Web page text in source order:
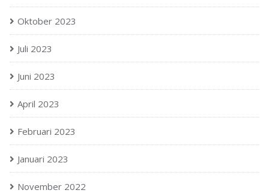
Oktober 2023
Juli 2023
Juni 2023
April 2023
Februari 2023
Januari 2023
November 2022